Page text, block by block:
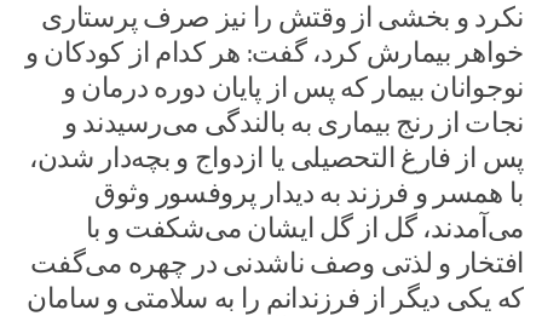
نکرد و بخشی از وقتش را نیز صرف پرستاری
خواهر بیمارش کرد، گفت: هر کدام از کودکان و
نوجوانان بیمار که پس از پایان دوره درمان و
نجات از رنج بیماری به بالندگی می‌رسیدند و
پس از فارغ التحصیلی یا ازدواج و بچه‌دار شدن،
با همسر و فرزند به دیدار پروفسور وثوق
می‌آمدند، گل از گل ایشان می‌شکفت و با
افتخار و لذتی وصف ناشدنی در چهره می‌گفت
که یکی دیگر از فرزندانم را به سلامتی و سامان